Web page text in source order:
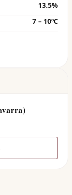
13.5%
7 – 10ºC